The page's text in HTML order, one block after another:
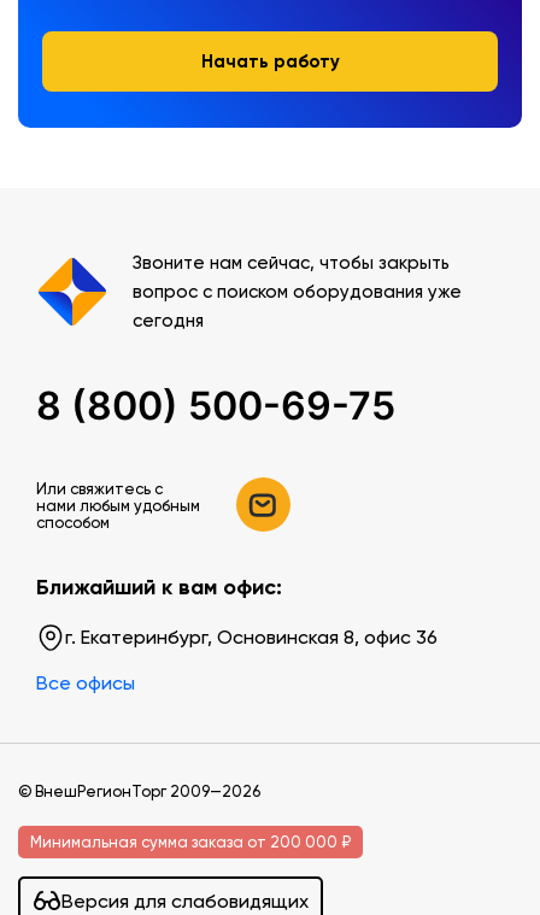
Начать работу
Звоните нам сейчас, чтобы закрыть
вопрос с поиском оборудования уже
сегодня
8 (800) 500-69-75
Или свяжитесь c
нами любым удобным
способом
Ближайший к вам офис:
г. Екатеринбург, Основинская 8, офис 36
Все офисы
© ВнешРегионТорг 2009—2026
Минимальная сумма заказа от 200 000 ₽
Версия для слабовидящих